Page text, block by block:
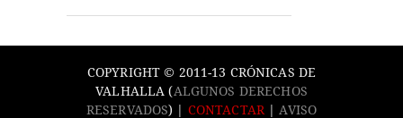
COPYRIGHT © 2011-13 CRÓNICAS DE
VALHALLA (ALGUNOS DERECHOS
RESERVADOS) | CONTACTAR
AVISO